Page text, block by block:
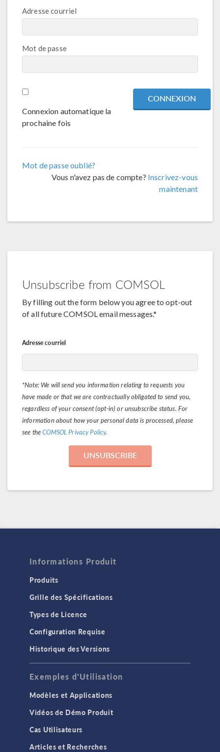
Adresse courriel
Mot de passe
Connexion automatique la
prochaine fois
Mot de passe oublié?
Vous n'avez pas de compte? Inscrivez-vous
maintenant
Unsubscribe from COMSOL
By filling out the form below you agree to opt-out
of all future COMSOL email messages.*
Adresse courriel
*Note: We will send you information relating to requests you
have made or that we are contractually obligated to send you,
regardless of your consent (opt-in) or unsubscribe status. For
information about how your personal data is processed, please
see theCOMSOL Privacy Policy.
UNSUBSCRIBE
Informations Produit
Produits
Grille des Spécifications
Types de Licence
Configuration Requise
Historique des Versions
Exemples d'Utilisation
Modèles et Applications
Vidéos de Démo Produit
Cas Utilisateurs
Articles et Recherches